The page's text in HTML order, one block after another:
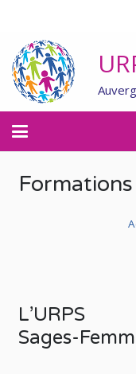
Formations
L’URPS
Sages-